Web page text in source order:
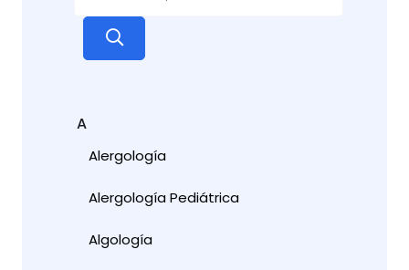
A
Alergología
Alergología Pediátrica
Algología